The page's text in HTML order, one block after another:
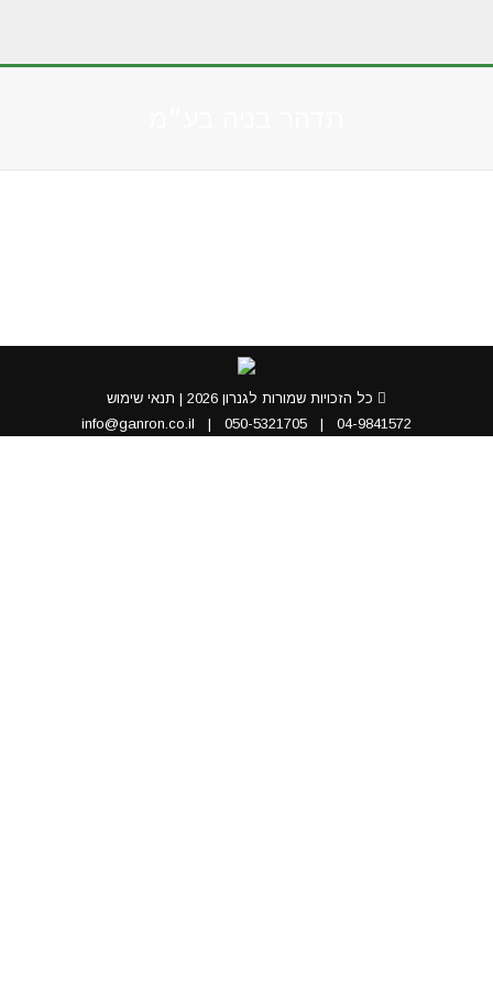
כל הזכויות שמורות לגנרון 2026 |
תנאי שימוש
04-9841572
|
050-5321705
|
info@ganron.co.il